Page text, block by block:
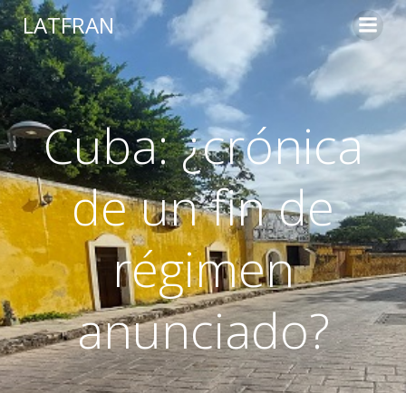
LATFRAN
Cuba: ¿crónica
de un fin de
régimen
anunciado?